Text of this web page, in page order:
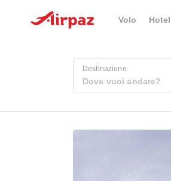
Volo Hotel
Destinazione